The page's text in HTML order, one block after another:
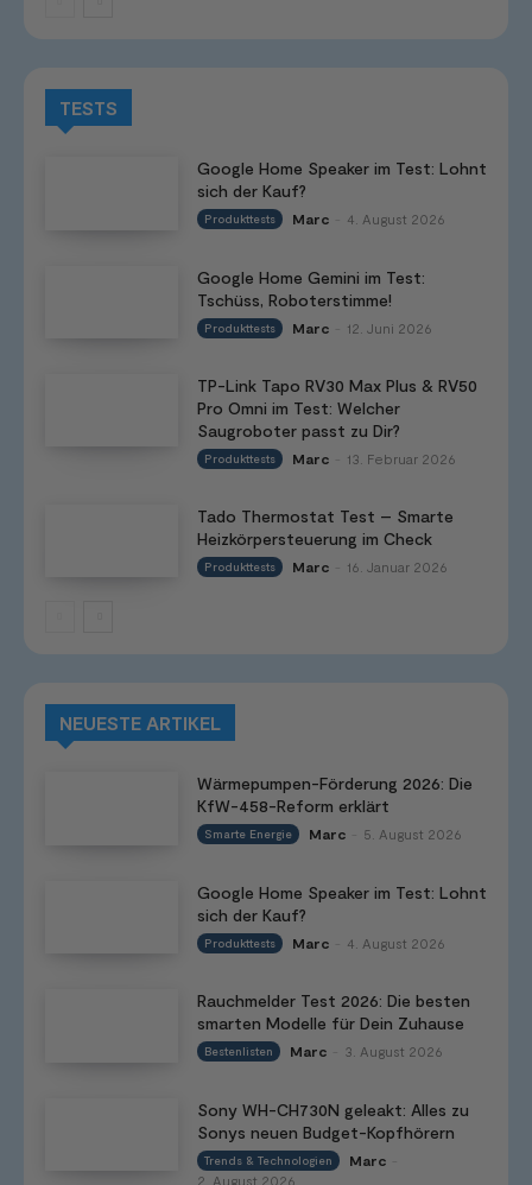
TESTS
Google Home Speaker im Test: Lohnt
sich der Kauf?
Produkttests Marc 4. August 2026
Google Home Gemini im Test:
Tschüss, Roboterstimme!
Produkttests Marc 12. Juni 2026
TP-Link Tapo RV30 Max Plus & RV50
Pro Omni im Test: Welcher
Saugroboter passt zu Dir?
Produkttests Marc 13. Februar 2026
Tado Thermostat Test – Smarte
Heizkörpersteuerung im Check
Produkttests Marc 16. Januar 2026
NEUESTE ARTIKEL
Wärmepumpen-Förderung 2026: Die
KfW-458-Reform erklärt
Smarte Energie Marc 5. August 2026
Google Home Speaker im Test: Lohnt
sich der Kauf?
Produkttests Marc 4. August 2026
Rauchmelder Test 2026: Die besten
smarten Modelle für Dein Zuhause
Bestenlisten Marc 3. August 2026
Sony WH-CH730N geleakt: Alles zu
Sonys neuen Budget-Kopfhörern
Trends & Technologien Marc
2. August 2026